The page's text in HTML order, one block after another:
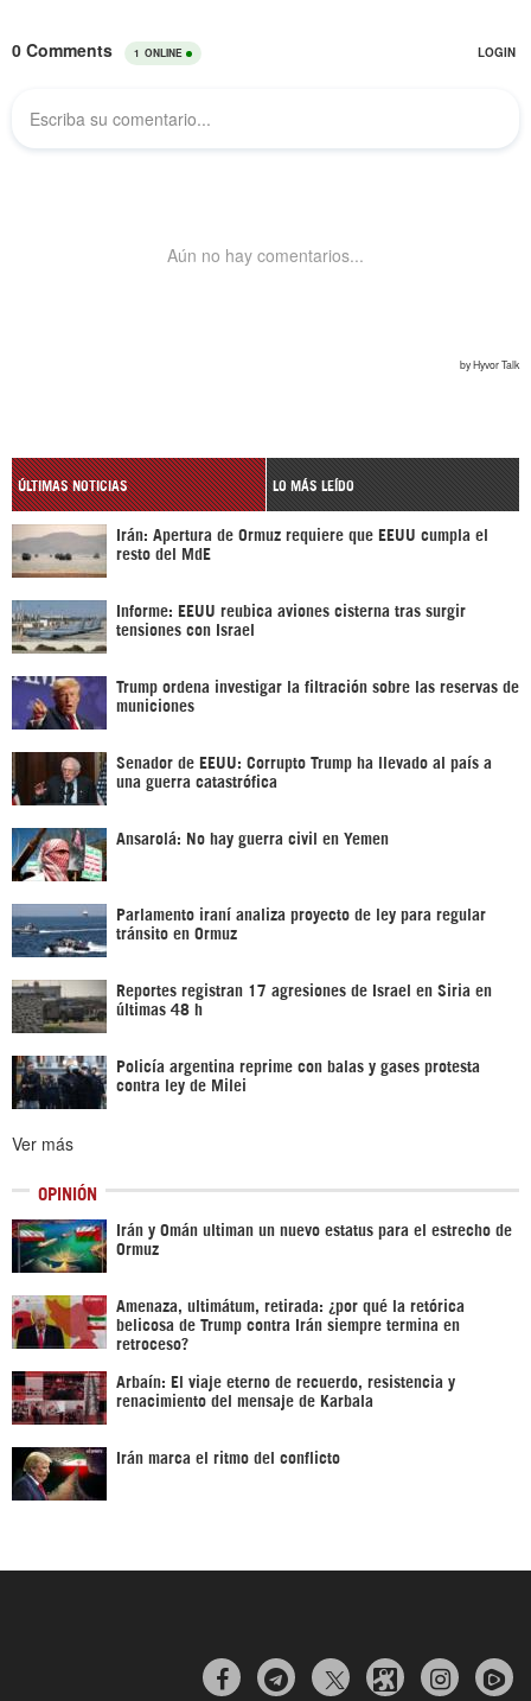
ÚLTIMAS NOTICIAS LO MÁS LEÍDO
Irán: Apertura de Ormuz requiere que EEUU cumpla el
resto del MdE
Informe: EEUU reubica aviones cisterna tras surgir
tensiones con Israel
Trump ordena investigar la filtración sobre las reservas de
municiones
Senador de EEUU: Corrupto Trump ha llevado al país a
una guerra catastrófica
Ansarolá: No hay guerra civil en Yemen
Parlamento iraní analiza proyecto de ley para regular
tránsito en Ormuz
Reportes registran 17 agresiones de Israel en Siria en
últimas 48 h
Policía argentina reprime con balas y gases protesta
contra ley de Milei
Ver más
OPINIÓN
Irán y Omán ultiman un nuevo estatus para el estrecho de
Ormuz
Amenaza, ultimátum, retirada: ¿por qué la retórica
belicosa de Trump contra Irán siempre termina en
retroceso?
Arbaín: El viaje eterno de recuerdo, resistencia y
renacimiento del mensaje de Karbala
Irán marca el ritmo del conflicto
  